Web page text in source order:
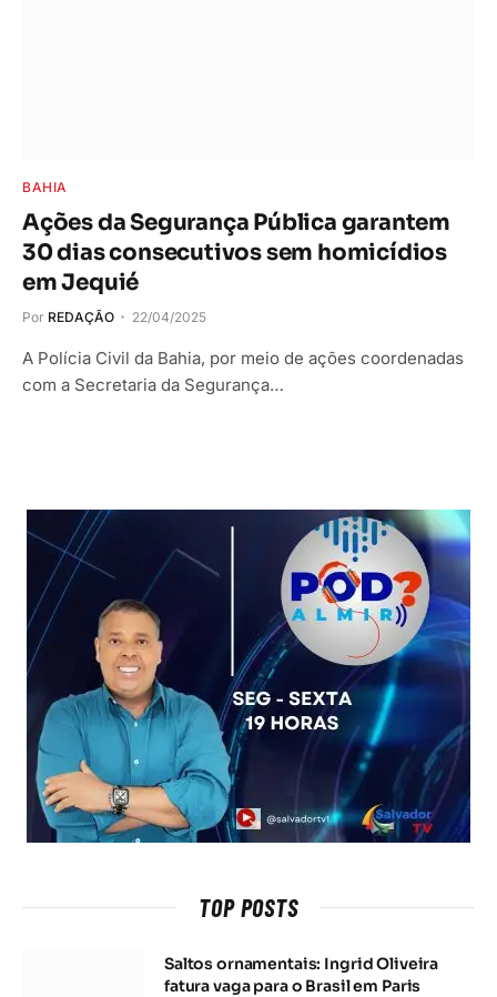
BAHIA
Ações da Segurança Pública garantem
30 dias consecutivos sem homicídios
em Jequié
Por REDAÇÃO 22/04/2025
A Polícia Civil da Bahia, por meio de ações coordenadas
com a Secretaria da Segurança…
TOP POSTS
Saltos ornamentais: Ingrid Oliveira
fatura vaga para o Brasil em Paris